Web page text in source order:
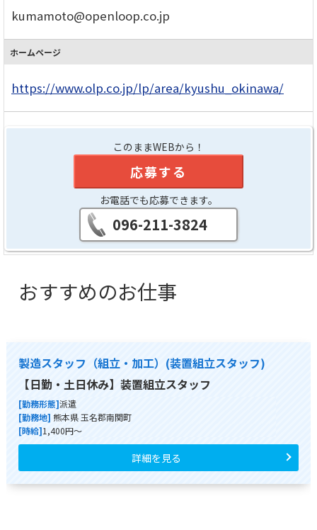
kumamoto@openloop.co.jp
ホームページ
https://www.olp.co.jp/lp/area/kyushu_okinawa/
このままWEBから！
応募する
お電話でも応募できます。
096-211-3824
おすすめのお仕事
製造スタッフ（組立・加工）(装置組立スタッフ)
【日勤・土日休み】装置組立スタッフ
[勤務形態]派遣
[勤務地] 熊本県 玉名郡南関町
[時給]1,400円～
詳細を見る